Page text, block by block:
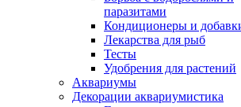
паразитами
Кондиционеры и
Лекарства для рыб
Тесты
Удобрения для растений
Аквариумы
Декорации аквариумистика